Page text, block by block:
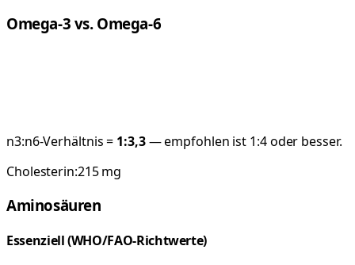
Omega-3 vs. Omega-6
n3:n6-Verhältnis = 1:3,3— empfohlen ist 1:4 oder besser.
Cholesterin:215mg
Aminosäuren
Essenziell (WHO/FAO-Richtwerte)